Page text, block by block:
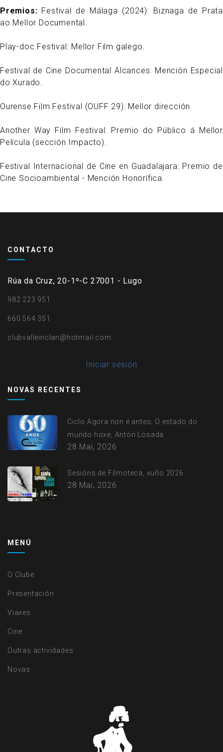
Premios
Festival de Málaga (2024): Biznaga de Prata
ao Mellor Documental.
Play-doc Festival: Mellor Film galego.
Festival de Cine Documental Alcances: Mención Especial
do Xurado.
Ourense Film Festival (OUFF 29): Mellor dirección.
Another Way Film Festival: Premio do Público á Mellor
Película (sección Impacto).
Festival Internacional de Cine en Guadalajara: Premio de
Cine Socioambiental - Mención Honorífica.
CONTACTO
Rúa da Cruz, 20-1º-C 27001 - Lugo
982 223 951
660 564 351
clubvalleinclan@hotmail.com
account
menu
Iniciar sesión
NOVAS RECENTES
Ciclo Agora non é antes; O estado do
mundo hoxe, Antón Losada
28 Mai, 2026
Sesións de Filmoteca, xuño 2026
28 Mai, 2026
MENÚ
O Clube
Presentación
Viaxes
Cine
Outras actividades
Novas